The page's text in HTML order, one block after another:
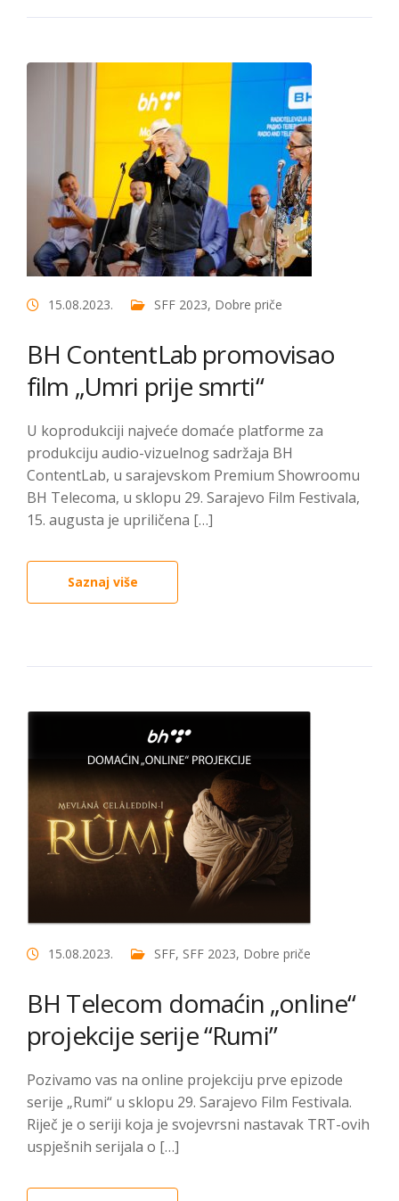
15.08.2023. SFF 2023, Dobre priče
BH ContentLab promovisao
film „Umri prije smrti“
U koprodukciji najveće domaće platforme za
produkciju audio-vizuelnog sadržaja BH
ContentLab, u sarajevskom Premium Showroomu
BH Telecoma, u sklopu 29. Sarajevo Film Festivala,
15. augusta je upriličena […]
Saznaj više
15.08.2023. SFF, SFF 2023, Dobre priče
BH Telecom domaćin „online“
projekcije serije “Rumi”
Pozivamo vas na online projekciju prve epizode
serije „Rumi“ u sklopu 29. Sarajevo Film Festivala.
Riječ je o seriji koja je svojevrsni nastavak TRT-ovih
uspješnih serijala o […]